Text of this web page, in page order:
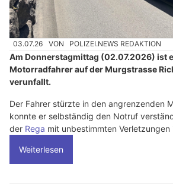
03.07.26 VON POLIZEI.NEWS REDAKTION
Am Donnerstagmittag (02.07.2026) ist
Motorradfahrer auf der Murgstrasse
verunfallt.
Der Fahrer stürzte in den angrenzenden
konnte er selbständig den Notruf
der Rega mit unbestimmten
Weiterlesen